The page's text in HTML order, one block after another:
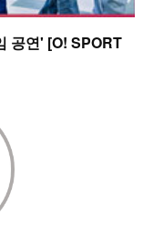
공연' [O! SPORT